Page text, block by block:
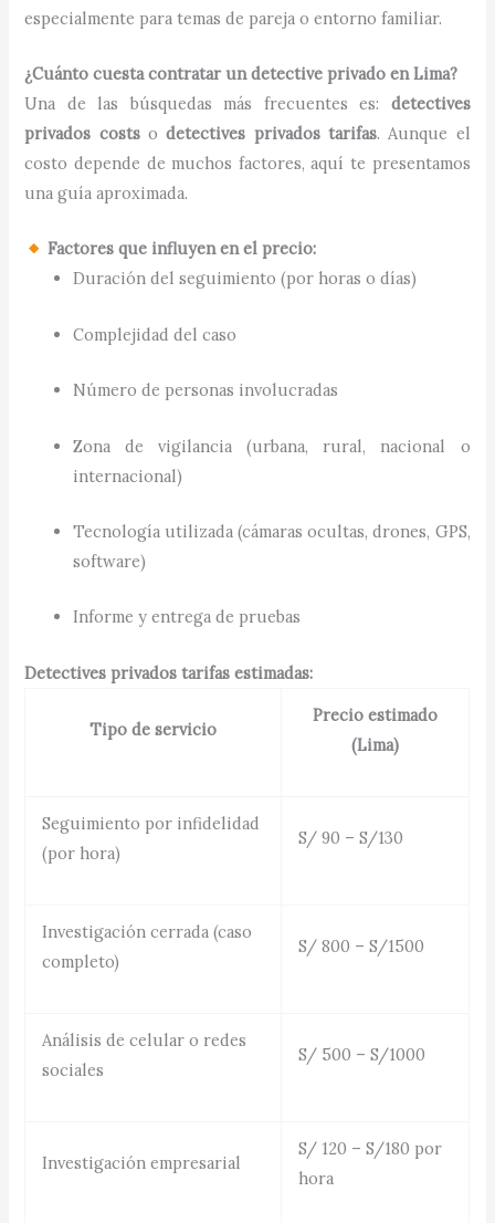
especialmente para temas de pareja o entorno familiar.
¿Cuánto cuesta contratar un detective privado en Lima?
Una de las búsquedas más frecuentes es: detectives
privados costsodetectives privados tarifas. Aunque el
costo depende de muchos factores, aquí te presentamos
una guía aproximada.
Factores que influyen en el precio:
Duración del seguimiento (por horas o días)
Complejidad del caso
Número de personas involucradas
Zona de vigilancia (urbana, rural, nacional o
internacional)
Tecnología utilizada (cámaras ocultas, drones, GPS,
software)
Informe y entrega de pruebas
Detectives privados tarifas estimadas:
Tipo de servicio
Precio estimado
(Lima)
Seguimiento por infidelidad
(por hora)
S/ 90 – S/130
Investigación cerrada (caso
completo)
S/ 800 – S/1500
Análisis de celular o redes
sociales
S/ 500 – S/1000
Investigación empresarial
S/ 120 – S/180 por
hora